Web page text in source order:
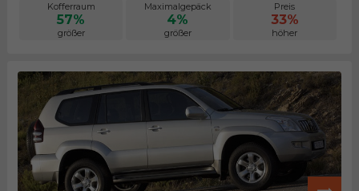
Kofferraum
57%
größer
Maximalgepäck
4%
größer
Preis
33%
höher